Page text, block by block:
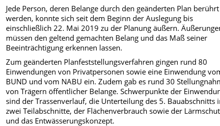
Jede Person, deren Belange durch den geänderten Plan berührt
werden, konnte sich seit dem Beginn der Auslegung bis
einschließlich 22. Mai 2019 zu der Planung äußern.
müssen den geltend gemachten Belang und das Maß seiner
Beeinträchtigung erkennen lassen.
Zum geänderten Planfeststellungsverfahren gingen rund 80
Einwendungen von Privatpersonen sowie eine Einwendung
BUND und vom NABU ein. Zudem gab es rund 30
von Trägern öffentlicher Belange. Schwerpunkte der
sind der Trassenverlauf, die Unterteilung des 5. Bauabschnitts
zwei Teilabschnitte, der Flächenverbrauch sowie der
und das Entwässerungskonzept.